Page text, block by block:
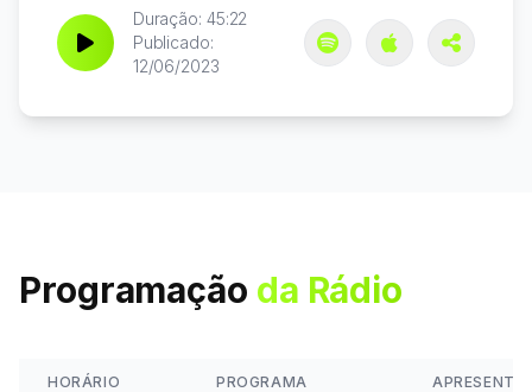
Duração: 45:22
Publicado:
12/06/2023
Programação da Rádio
HORÁRIO PROGRAMA